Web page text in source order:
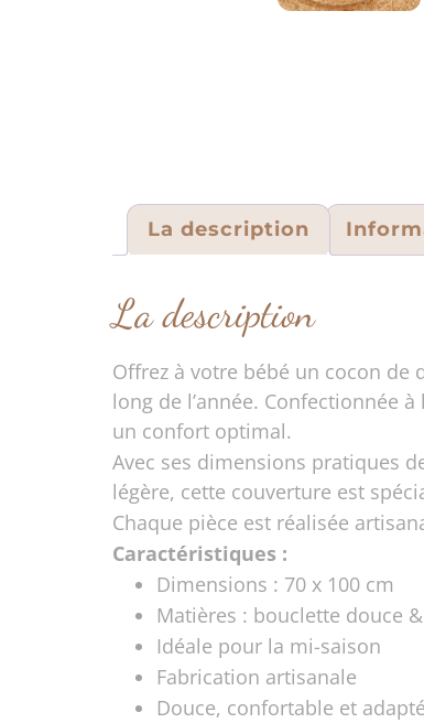
La description
La description
Offrez à votre bébé un cocon
long de l’année. Confectionnée
un confort optimal.
Avec ses dimensions pratiques
légère, cette couverture est
Chaque pièce est réalisée
Caractéristiques :
Dimensions : 70 x 100 cm
Matières : bouclette douce
Idéale pour la mi-saison
Fabrication artisanale
Douce, confortable et